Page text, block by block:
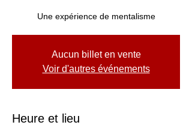
Une expérience de mentalisme
Aucun billet en vente
Voir d'autres événements
Heure et lieu